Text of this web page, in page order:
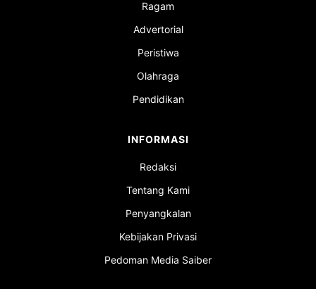
Ragam
Advertorial
Peristiwa
Olahraga
Pendidikan
INFORMASI
Redaksi
Tentang Kami
Penyangkalan
Kebijakan Privasi
Pedoman Media Saiber